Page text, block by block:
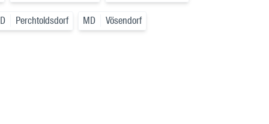
Perchtoldsdorf MD Vösendorf